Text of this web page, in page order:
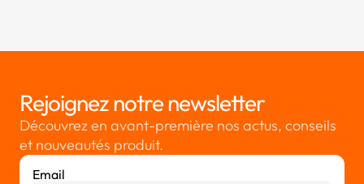
Rejoignez notre newsletter
Découvrez en avant-première nos actus, conseils
et nouveautés produit.
Email